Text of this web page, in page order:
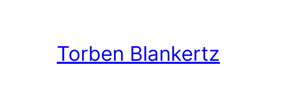
Torben Blankertz